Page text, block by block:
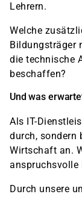
Lehrern.
Welche
Bildungsträger
die technische
beschaffen?
Und was
Als IT-
durch, sondern
Wirtschaft an.
anspruchsvolle
Durch unsere